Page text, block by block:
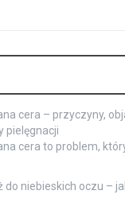
cera – przyczyny,
pielęgnacji
cera to problem,
do niebieskich oczu –